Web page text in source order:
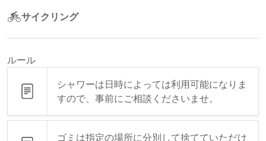
サイクリング
ルール
シャワーは日時によっては利用可能になりま
すので、事前にご相談くださいませ。
ゴミは指定の場所に分別して捨てていただけ